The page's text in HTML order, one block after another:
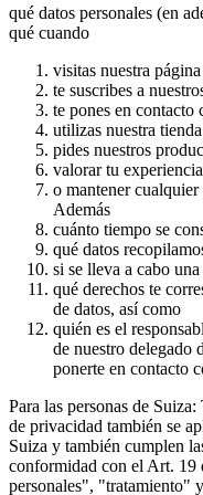
qué datos personales (en
qué cuando
visitas nuestra
te suscribes a
te pones en contacto
utilizas nuestra
pides nuestros
valorar tu
o mantener
Además
cuánto tiempo se
qué datos
si se lleva a cabo
qué derechos te
de datos, así como
quién es el
de nuestro delegado
ponerte en contacto
Para las personas de
de privacidad también se
Suiza y también cumplen
conformidad con el Art. 19
personales", "tratamiento"